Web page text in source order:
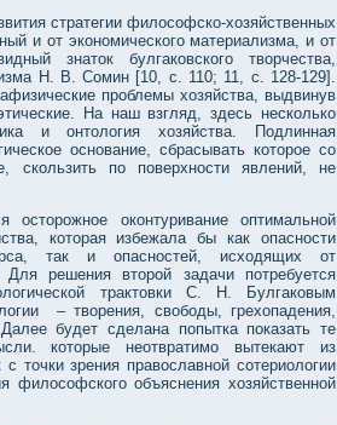
стратегии философско-хозяйственных
и от экономического материализма, и от
знаток булгаковского творчества,
Н. В. Сомин [10, с. 110; 11, с. 128-129].
проблемы хозяйства, выдвинув
На наш взгляд, здесь несколько
и онтология хозяйства. Подлинная
основание, сбрасывать которое со
скользить по поверхности явлений, не
оконтуривание оптимальной
которая избежала бы как опасности
так и опасностей, исходящих от
Для решения второй задачи потребуется
трактовки С. Н. Булгаковым
– творения, свободы, грехопадения,
будет сделана попытка показать те
которые неотвратимо вытекают из
точки зрения православной сотериологии
философского объяснения хозяйственной